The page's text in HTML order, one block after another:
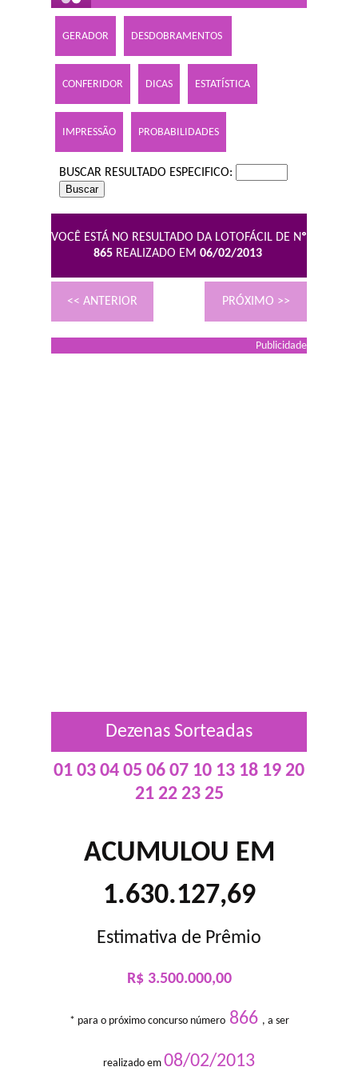
GERADOR DESDOBRAMENTOS
CONFERIDOR DICAS ESTATÍSTICA
IMPRESSÃO PROBABILIDADES
BUSCAR RESULTADO ESPECIFICO:
VOCÊ ESTÁ NO RESULTADO DA LOTOFÁCIL DE Nº
865 REALIZADO EM 06/02/2013
<< ANTERIOR PRÓXIMO >>
Publicidade
Dezenas Sorteadas
01 03 04 05 06 07 10 13 18 19 20
21 22 23 25
ACUMULOU EM
1.630.127,69
Estimativa de Prêmio
R$ 3.500.000,00
* para o próximo concurso número866 , a ser
realizado em 08/02/2013